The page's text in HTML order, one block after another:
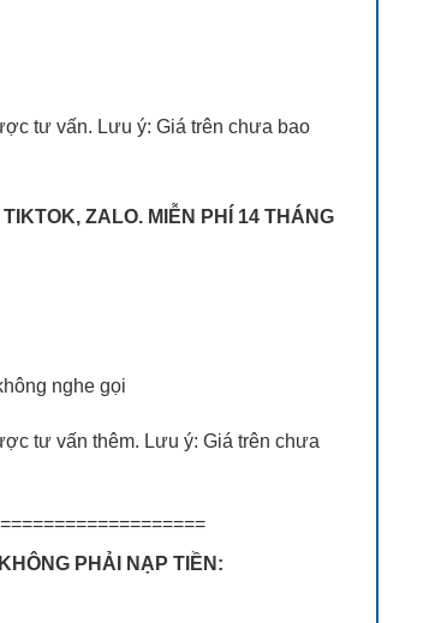
tư vấn. Lưu ý: Giá trên chưa bao
ZALO. MIỄN PHÍ 14 THÁNG
nghe gọi
tư vấn thêm. Lưu ý: Giá trên chưa
PHẢI NẠP TIỀN: